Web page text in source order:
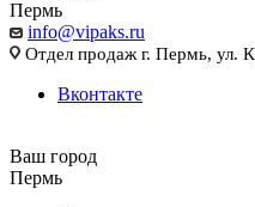
Пермь
info@vipaks.ru
Отдел продаж г. Пермь, ул.
Вконтакте
Ваш город
Пермь